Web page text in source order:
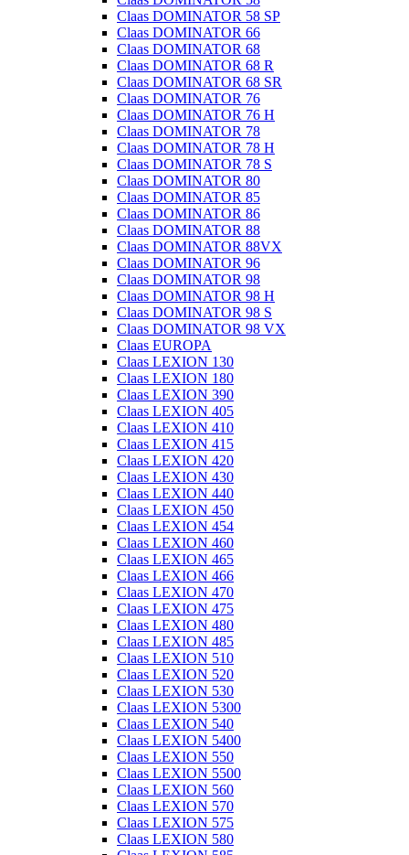
Claas DOMINATOR 58 SP
Claas DOMINATOR 66
Claas DOMINATOR 68
Claas DOMINATOR 68 R
Claas DOMINATOR 68 SR
Claas DOMINATOR 76
Claas DOMINATOR 76 H
Claas DOMINATOR 78
Claas DOMINATOR 78 H
Claas DOMINATOR 78 S
Claas DOMINATOR 80
Claas DOMINATOR 85
Claas DOMINATOR 86
Claas DOMINATOR 88
Claas DOMINATOR 88VX
Claas DOMINATOR 96
Claas DOMINATOR 98
Claas DOMINATOR 98 H
Claas DOMINATOR 98 S
Claas DOMINATOR 98 VX
Claas EUROPA
Claas LEXION 130
Claas LEXION 180
Claas LEXION 390
Claas LEXION 405
Claas LEXION 410
Claas LEXION 415
Claas LEXION 420
Claas LEXION 430
Claas LEXION 440
Claas LEXION 450
Claas LEXION 454
Claas LEXION 460
Claas LEXION 465
Claas LEXION 466
Claas LEXION 470
Claas LEXION 475
Claas LEXION 480
Claas LEXION 485
Claas LEXION 510
Claas LEXION 520
Claas LEXION 530
Claas LEXION 5300
Claas LEXION 540
Claas LEXION 5400
Claas LEXION 550
Claas LEXION 5500
Claas LEXION 560
Claas LEXION 570
Claas LEXION 575
Claas LEXION 580